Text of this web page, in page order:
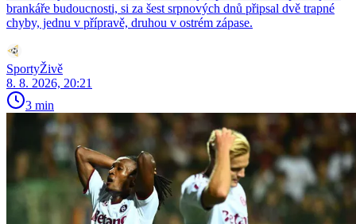
brankáře budoucnosti, si za šest srpnových dnů připsal dvě trapné
chyby, jednu v přípravě, druhou v ostrém zápase.
SportyŽivě
8. 8. 2026, 20:21
3 min